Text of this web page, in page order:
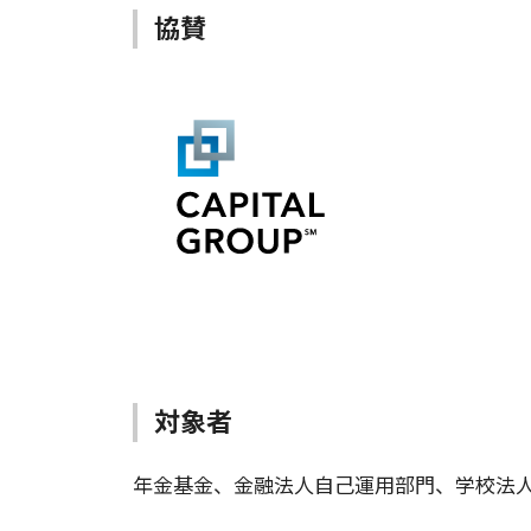
協賛
対象者
年金基金、金融法人自己運用部門、学校法